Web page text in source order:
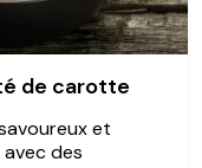
de carotte
et
des